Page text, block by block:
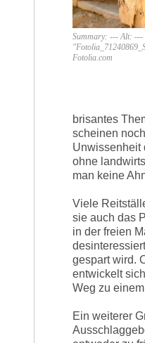
Summary: --- Alt:
Fotolia.com
brisantes
scheinen
Unwissenheit
ohne
man keine
Viele
sie auch das
in der freien
gespart wird.
entwickelt
Weg zu
Ein weiterer